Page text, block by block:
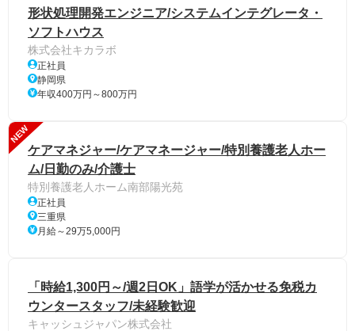
形状処理開発エンジニア/システムインテグレータ・
ソフトハウス
株式会社キカラボ
正社員
静岡県
年収400万円～800万円
NEW
ケアマネジャー/ケアマネージャー/特別養護老人ホー
ム/日勤のみ/介護士
特別養護老人ホーム南部陽光苑
正社員
三重県
月給～29万5,000円
「時給1,300円～/週2日OK」語学が活かせる免税カ
ウンタースタッフ/未経験歓迎
キャッシュジャパン株式会社